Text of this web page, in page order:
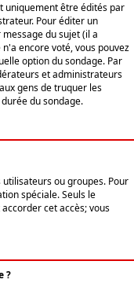
uniquement être édités par
Pour éditer un
du sujet (il a
encore voté, vous pouvez
option du sondage. Par
et administrateurs
gens de truquer les
du sondage.
ou groupes. Pour
spéciale. Seuls le
cet accès; vous
?